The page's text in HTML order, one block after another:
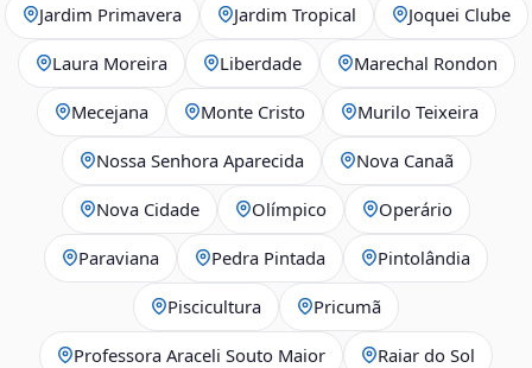
Jardim Primavera Jardim Tropical Joquei Clube
Laura Moreira Liberdade Marechal Rondon
Mecejana Monte Cristo Murilo Teixeira
Nossa Senhora Aparecida Nova Canaã
Nova Cidade Olímpico Operário
Paraviana Pedra Pintada Pintolândia
Piscicultura Pricumã
Professora Araceli Souto Maior Raiar do Sol